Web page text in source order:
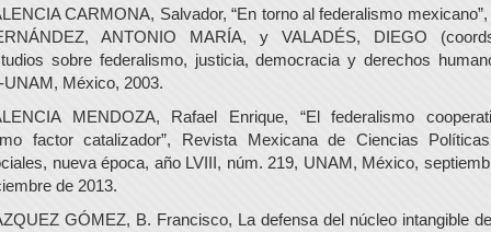
CARMONA, Salvador, “En torno al federalismo mexicano”,
ANTONIO MARÍA, y VALADÉS, DIEGO
sobre federalismo, justicia, democracia y derechos
UNAM, México, 2003.
MENDOZA, Rafael Enrique, “El federalismo
factor catalizador”, Revista Mexicana de Ciencias
nueva época, año LVIII, núm. 219, UNAM, México,
de 2013.
GÓMEZ, B. Francisco, La defensa del núcleo intangible